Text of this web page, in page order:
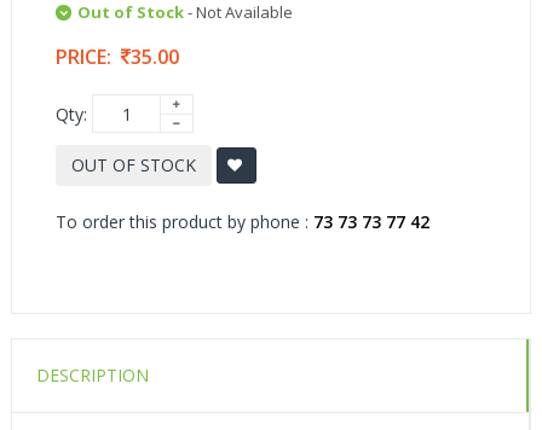
Out of Stock- Not Available
PRICE: 35.00
Qty:
OUT OF STOCK
To order this product by phone : 73 73 73 77 42
DESCRIPTION